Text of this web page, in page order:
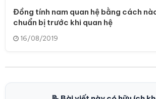
Đồng tính nam quan hệ bằng cách
chuẩn bị trước khi quan hệ
16/08/2019